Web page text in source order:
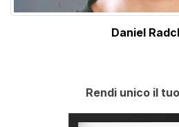
Daniel
Rendi unico il